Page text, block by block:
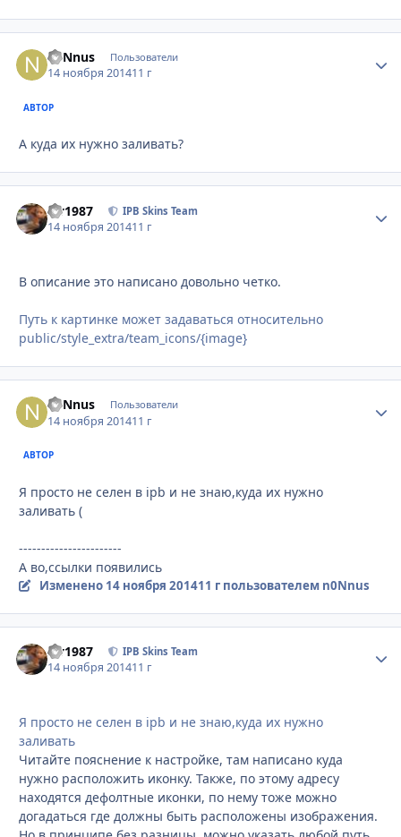
n0Nnus Пользователи
14 ноября 201411 г
АВТОР
А куда их нужно заливать?
siv1987 IPB Skins Team
14 ноября 201411 г
В описание это написано довольно четко.
Путь к картинке может задаваться относительно
public/style_extra/team_icons/{image}
n0Nnus Пользователи
14 ноября 201411 г
АВТОР
Я просто не селен в ipb и не знаю,куда их нужно
заливать (
-----------------------
А во,ссылки появились
Изменено 14 ноября 201411 гпользователем n0Nnus
siv1987 IPB Skins Team
14 ноября 201411 г
Я просто не селен в ipb и не знаю,куда их нужно
заливать
Читайте пояснение к настройке, там написано куда
нужно расположить иконку. Также, по этому адресу
находятся дефолтные иконки, по нему тоже можно
догадаться где должны быть расположены изображения.